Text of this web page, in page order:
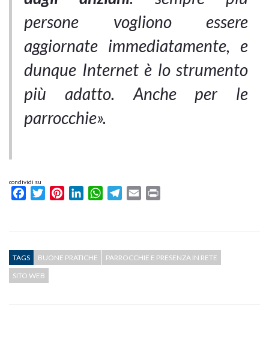
persone vogliono essere
aggiornate immediatamente, e
dunque Internet è lo strumento
più adatto. Anche per le
parrocchie».
condividi su
FacebookTwitterPinterestLinkedInWhatsAppTelegram
Email
TAGS BUONE PRATICHE
PARROCCHIE E PRESENZA IN RETE
SITO WEB